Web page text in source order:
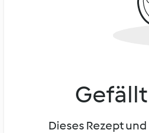
Dieses Rezept